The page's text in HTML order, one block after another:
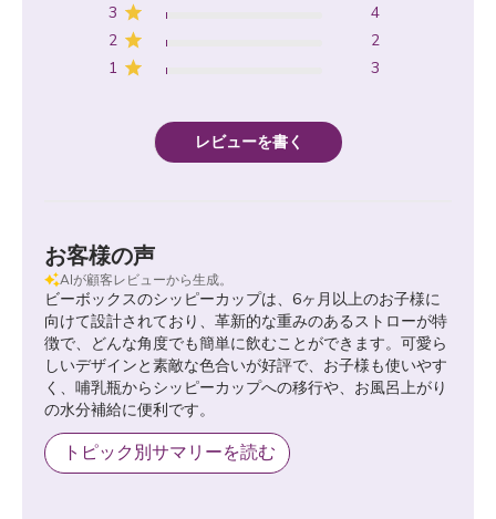
3
4
2
2
1
3
レビューを書く
お客様の声
AIが顧客レビューから生成。
ビーボックスのシッピーカップは、6ヶ月以上のお子様に
向けて設計されており、革新的な重みのあるストローが特
徴で、どんな角度でも簡単に飲むことができます。可愛ら
しいデザインと素敵な色合いが好評で、お子様も使いやす
く、哺乳瓶からシッピーカップへの移行や、お風呂上がり
の水分補給に便利です。
トピック別サマリーを読む